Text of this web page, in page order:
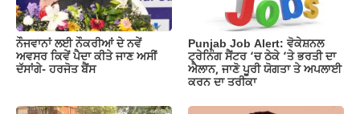
ਨੌਜਵਾਨਾਂ ਲਈ ਨੌਕਰੀਆਂ ਦੇ ਨਵੇਂ
ਅਵਸਰ ਕਿਵੇਂ ਪੈਦਾ ਕੀਤੇ ਜਾਣ ਅਸੀਂ
ਦੱਸਾਂਗੇ- ਹਰਜੋਤ ਬੈਂਸ
Punjab Job Alert: ਵੋਕੇਸ਼ਨਲ
ਟ੍ਰੇਨਿੰਗ ਸੈਂਟਰ ‘ਚ ਠੇਕੇ ‘ਤੇ ਭਰਤੀ ਦਾ
ਐਲਾਨ, ਜਾਣੋ ਪੂਰੀ ਯੋਗਤਾ ਤੇ ਅਪਲਾਈ
ਕਰਨ ਦਾ ਤਰੀਕਾ